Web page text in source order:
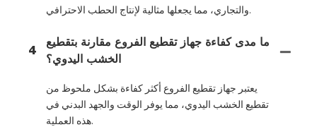
والتجاري، مما يجعلها مثالية لإنتاج الحطب الاحترافي.
4
ما مدى كفاءة جهاز تقطيع الفروع مقارنة بتقطيع
الخشب اليدوي؟
يعتبر جهاز تقطيع الفروع أكثر كفاءة بشكل ملحوظ من
تقطيع الخشب اليدوي، مما يوفر الوقت والجهد البدني في
هذه العملية.